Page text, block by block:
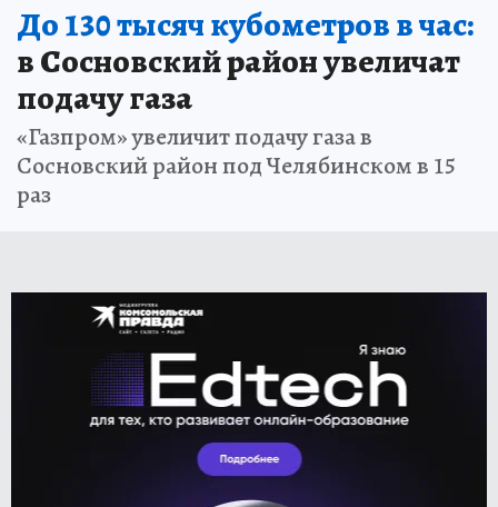
До 130 тысяч кубометров в час:
в Сосновский район увеличат
подачу газа
«Газпром» увеличит подачу газа в
Сосновский район под Челябинском в 15
раз